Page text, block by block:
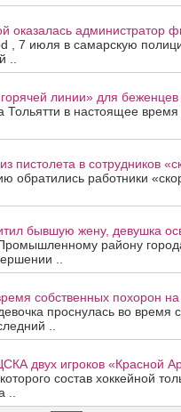
администратор
, 7 июля в самарскую
..
линии» для беженцев
Тольятти в настоящее
пистолета в сотрудников
обратились работники
бывшую жену, девушка
району
..
собственных похорон
проснулась во время
..
двух игроков «Красной
состав хоккейной
..